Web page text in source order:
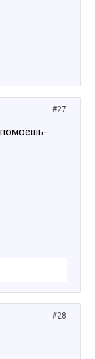
#27
помоешь-
#28